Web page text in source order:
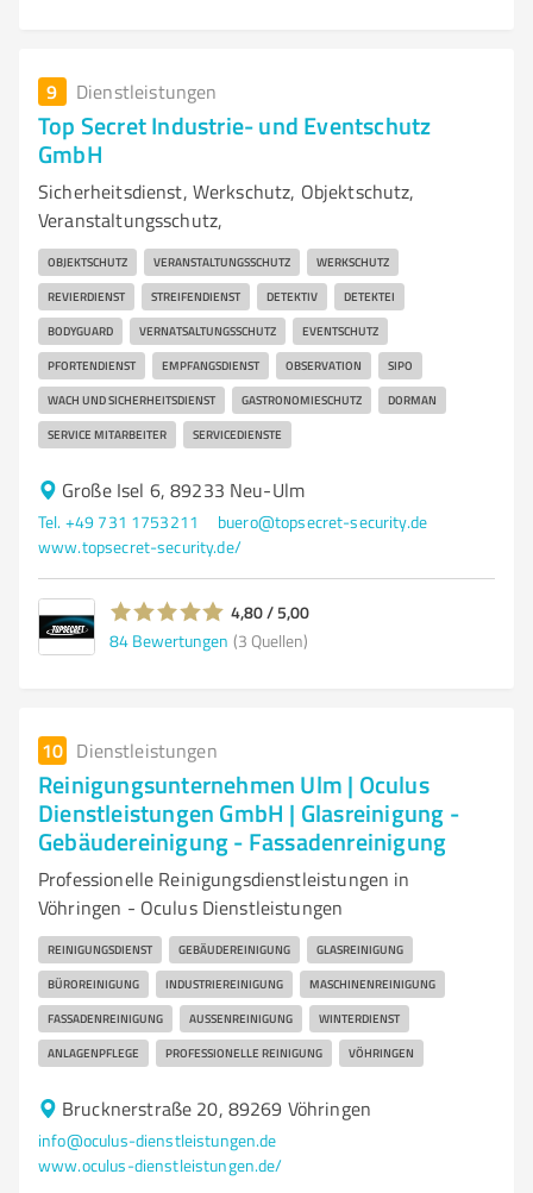
9 Dienstleistungen
Top Secret Industrie- und Eventschutz
GmbH
Sicherheitsdienst, Werkschutz, Objektschutz,
Veranstaltungsschutz,
OBJEKTSCHUTZ VERANSTALTUNGSSCHUTZ WERKSCHUTZ
REVIERDIENST STREIFENDIENST DETEKTIV DETEKTEI
BODYGUARD VERNATSALTUNGSSCHUTZ EVENTSCHUTZ
PFORTENDIENST EMPFANGSDIENST OBSERVATION SIPO
WACH UND SICHERHEITSDIENST GASTRONOMIESCHUTZ DORMAN
SERVICE MITARBEITER SERVICEDIENSTE
Große Isel 6, 89233 Neu-Ulm
Tel. +49 731 1753211
buero@topsecret-security.de
www.topsecret-security.de/
4,80 / 5,00
84 Bewertungen (3 Quellen)
10 Dienstleistungen
Reinigungsunternehmen Ulm | Oculus
Dienstleistungen GmbH | Glasreinigung -
Gebäudereinigung - Fassadenreinigung
Professionelle Reinigungsdienstleistungen in
Vöhringen - Oculus Dienstleistungen
REINIGUNGSDIENST GEBÄUDEREINIGUNG GLASREINIGUNG
BÜROREINIGUNG INDUSTRIEREINIGUNG MASCHINENREINIGUNG
FASSADENREINIGUNG AUSSENREINIGUNG WINTERDIENST
ANLAGENPFLEGE PROFESSIONELLE REINIGUNG VÖHRINGEN
Brucknerstraße 20, 89269 Vöhringen
info@oculus-dienstleistungen.de
www.oculus-dienstleistungen.de/